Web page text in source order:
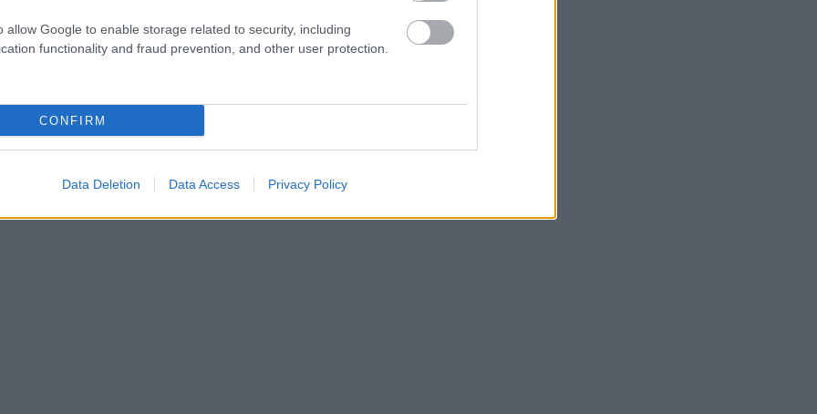
allow Google to enable storage related to security, including
functionality and fraud prevention, and other user protection.
CONFIRM
Data Deletion Data Access Privacy Policy
7636